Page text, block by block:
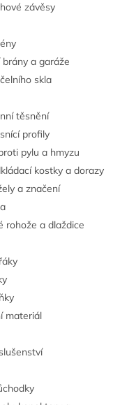
závěsy
a garáže
skla
těsnění
profily
pylu a hmyzu
kostky a dorazy
a značení
rohože a dlaždice
materiál